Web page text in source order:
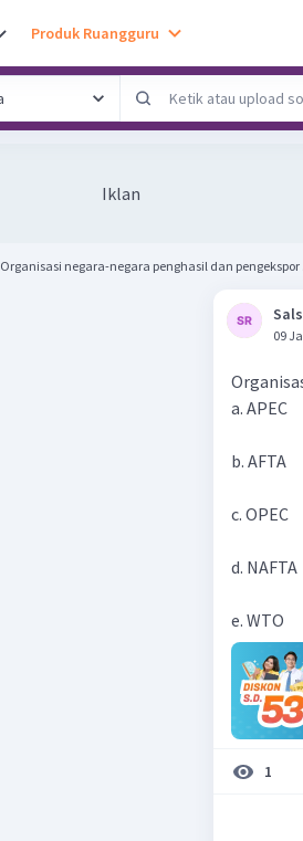
Produk Ruangguru
Iklan
Organisasi negara-negara penghasil dan pengekspor
09
a. APEC
b. AFTA
c. OPEC
d. NAFTA
e. WTO
1